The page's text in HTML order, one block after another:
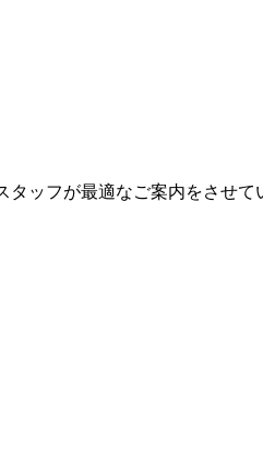
ッフが最適なご案内をさせて